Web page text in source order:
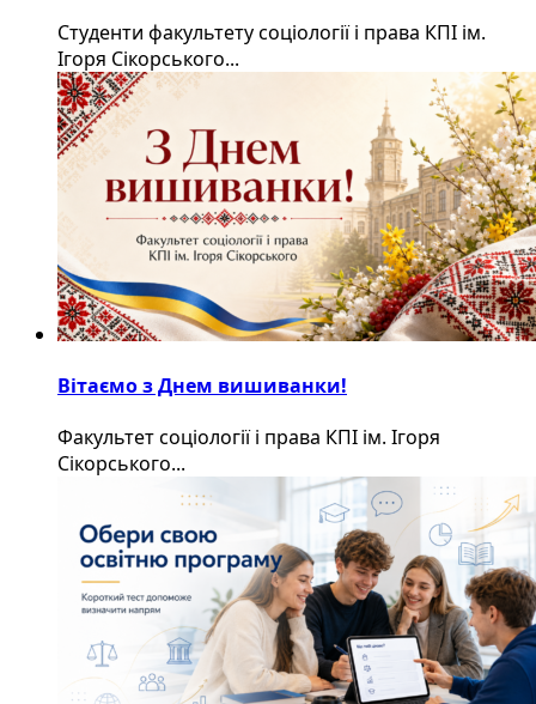
Студенти факультету соціології і права КПІ ім.
Ігоря Сікорського...
Вітаємо з Днем вишиванки!
Факультет соціології і права КПІ ім. Ігоря
Сікорського...